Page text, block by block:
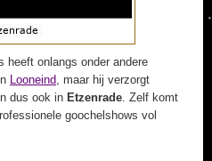
heeft onlangs onder andere
Looneind, maar hij verzorgt
dus ook in Etzenrade. Zelf komt
goochelshows vol